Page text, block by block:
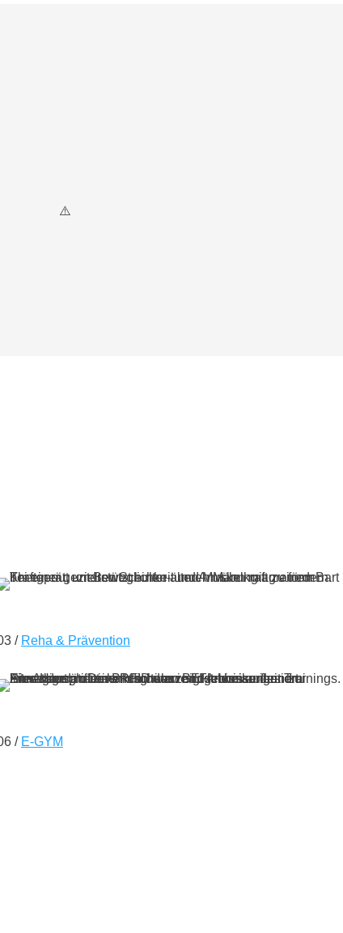
/ Reha & Prävention
/ E-GYM